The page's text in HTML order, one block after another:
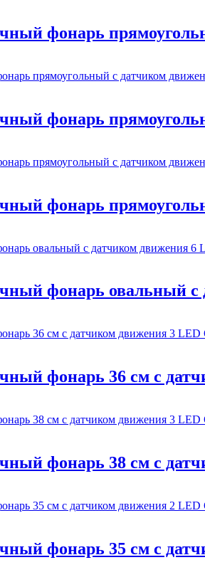
фонарь
фонарь
фонарь
фонарь овальный с
фонарь 36 см с
фонарь 38 см с
фонарь 35 см с